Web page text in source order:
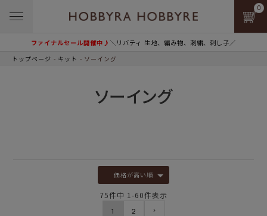
ファイナルセール開催中♪＼リバティ 生地、編み物、刺繍、刺し子／
0
トップページ キット ソーイング
ソーイング
価格が高い順
75件中 1 -60件表示
1 2